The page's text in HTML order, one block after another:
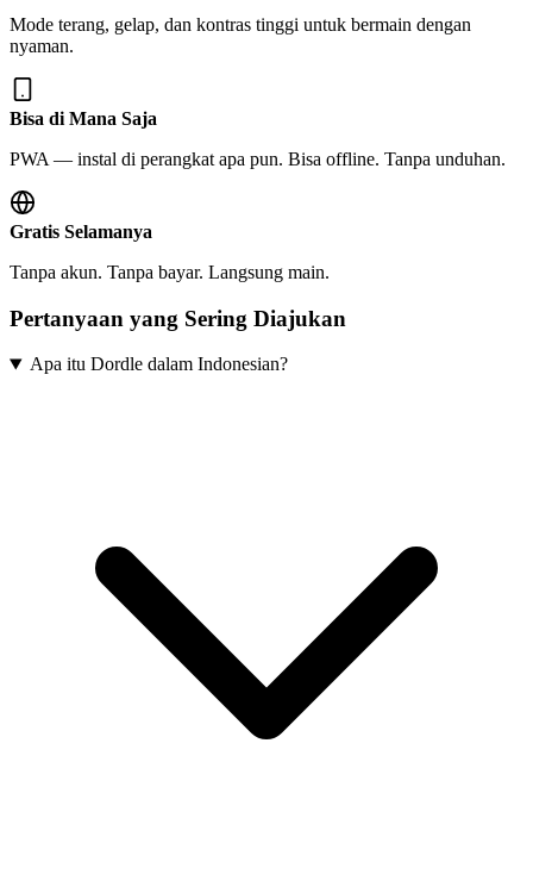
Mode terang, gelap, dan kontras tinggi untuk bermain dengan
nyaman.
Bisa di Mana Saja
PWA — instal di perangkat apa pun. Bisa offline. Tanpa unduhan.
Gratis Selamanya
Tanpa akun. Tanpa bayar. Langsung main.
Pertanyaan yang Sering Diajukan
Apa itu Dordle dalam Indonesian?